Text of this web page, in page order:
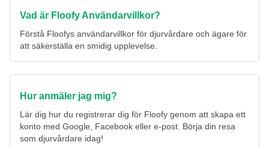
Vad är Floofy Användarvillkor?
Förstå Floofys användarvillkor för djurvårdare och ägare för
att säkerställa en smidig upplevelse.
Hur anmäler jag mig?
Lär dig hur du registrerar dig för Floofy genom att skapa ett
konto med Google, Facebook eller e-post. Börja din resa
som djurvårdare idag!